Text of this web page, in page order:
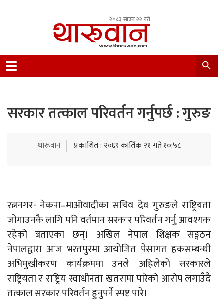
२०८३ साउन २२ गते
Nepal.
सरकार तत्‍काल परिवर्तन गर्नुपर्छ : गुरुङ
थारूवान प्रकाशित : २०६९ कार्तिक २१ गते १०:५८
रत्ननगर- नेकपा–माओवादीका सचिव देव गुरुङले राष्ट्रियता
जोगाउनकै लागि पनि वर्तमान सरकार परिवर्तन गर्नु आवश्यक
रहेको बताएका छन्। अखिल नेपाल शिक्षक सङ्गठन
नेपालद्वारा आज भरतपुरमा आयोजित पेसागत हकसम्बन्धी
अभिमुखीकरण कार्यक्रममा उनले अहिलेको सरकारले
राष्ट्रियता र राष्ट्रिय स्वाधीनता खतरामा पारेको आरोप लगाउँदै
तत्काल सरकार परिवर्तन हुनुपर्ने स्पष्ट पारे।